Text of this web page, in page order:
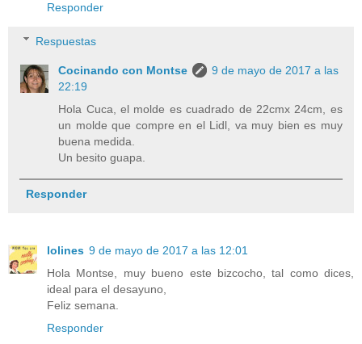
Responder
Respuestas
Cocinando con Montse
9 de mayo de 2017 a las
22:19
Hola Cuca, el molde es cuadrado de 22cmx 24cm, es
un molde que compre en el Lidl, va muy bien es muy
buena medida.
Un besito guapa.
Responder
lolines 9 de mayo de 2017 a las 12:01
Hola Montse, muy bueno este bizcocho, tal como dices,
ideal para el desayuno,
Feliz semana.
Responder